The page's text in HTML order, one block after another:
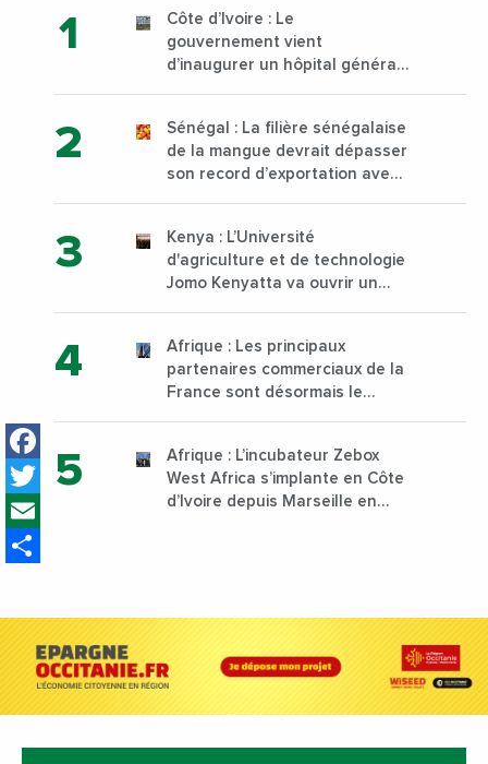
Facebook
Twitter
Côte d’Ivoire : Le
gouvernement vient
d’inaugurer un hôpital général
Sénégal : La filière sénégalaise
de la mangue devrait dépasser
son record d’exportation avec
Kenya : L’Université
d'agriculture et de technologie
Jomo Kenyatta va ouvrir un
sur son campus de Karen à
Nairobi dès janvier 2023
Afrique : Les principaux
partenaires commerciaux de la
France sont désormais le
Afrique : L’incubateur Zebox
West Africa s’implante en Côte
d’Ivoire depuis Marseille en